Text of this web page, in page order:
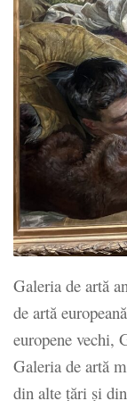
Galeria de artă
de artă
europene vechi,
Galeria de artă
din alte țări și